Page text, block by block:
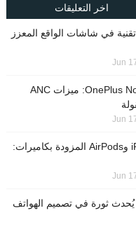
اخر التعليقات
في شاشات الواقع المعزز
Jun
إطلاق سماعات OnePlus Nord Buds 4: ميزات ANC
Jun
موعد إطلاق iPhone Ultra 2 وAirPods المزودة بكاميرات:
Jun
"ون بلس 16" قد يُحدث ثورة في تصميم الهواتف